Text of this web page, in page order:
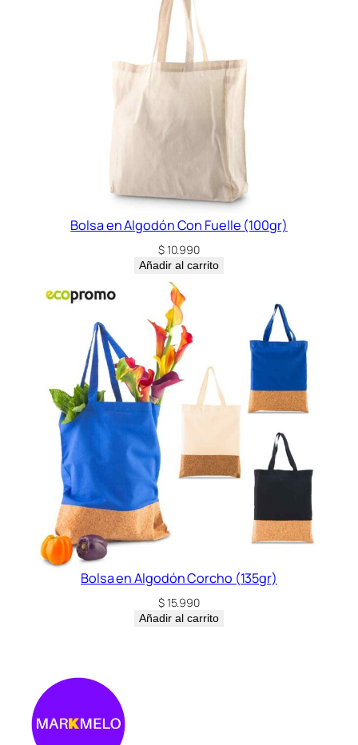
Bolsa en Algodón Con Fuelle (100gr)
$10.990
Añadir al carrito
Bolsa en Algodón Corcho (135gr)
$15.990
Añadir al carrito